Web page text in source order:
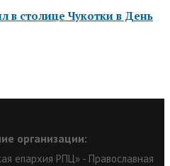
в столице Чукотки в День
организации:
епархия РПЦ» - Православная